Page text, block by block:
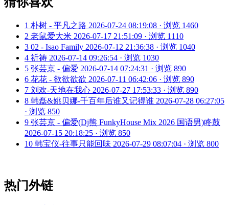
1 朴树 - 平凡之路 2026-07-24 08:19:08 · 浏览 1460
2 老鼠爱大米 2026-07-17 21:51:09 · 浏览 1110
3 02 - Isao Family 2026-07-12 21:36:38 · 浏览 1040
4 祈祷 2026-07-14 09:26:54 · 浏览 1030
5 张芸京 - 偏爱 2026-07-14 07:24:31 · 浏览 890
6 花花 - 欲欲欲欲 2026-07-11 06:42:06 · 浏览 890
7 刘欢-天地在我心 2026-07-27 17:53:33 · 浏览 890
8 韩磊&姚贝娜-千百年后谁又记得谁 2026-07-28 06:27:05
· 浏览 850
9 张芸京 - 偏爱(Dj熊 FunkyHouse Mix 2026 国语男)咚鼓
2026-07-15 20:18:25 · 浏览 850
10 韩宝仪-往事只能回味 2026-07-29 08:07:04 · 浏览 800
热门外链